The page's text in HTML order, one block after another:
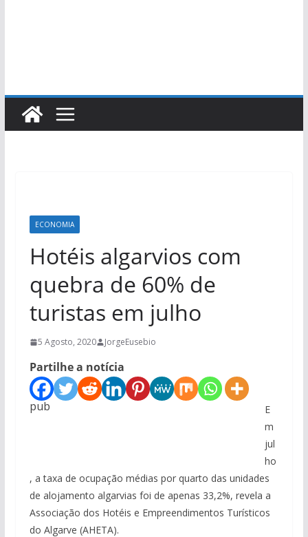
ECONOMIA
Hotéis algarvios com
quebra de 60% de
turistas em julho
5 Agosto, 2020 JorgeEusebio
Partilhe a notícia
pub
E
m
jul
ho
, a taxa de ocupação médias por quarto das unidades
de alojamento algarvias foi de apenas 33,2%, revela a
Associação dos Hotéis e Empreendimentos Turísticos
do Algarve (AHETA).